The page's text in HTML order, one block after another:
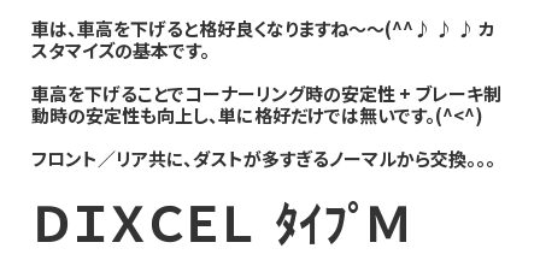
車は、車高を下げると格好良くなりますね～～(^^♪ ♪ ♪ カ
スタマイズの基本です。
車高を下げることでコーナーリング時の安定性 + ブレーキ制
動時の安定性も向上し、単に格好だけでは無いです。(^<^)
フロント／リア共に、ダストが多すぎるノーマルから交換。。。
ＤＩＸＣＥＬ ﾀｲﾌﾟＭ